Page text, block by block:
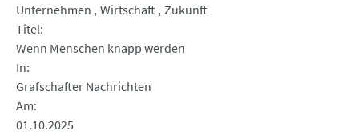
Unternehmen Wirtschaft Zukunft
Titel
Wenn Menschen knapp werden
In
Grafschafter Nachrichten
Am
01.10.2025